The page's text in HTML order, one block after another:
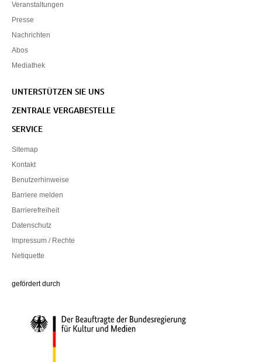
Veranstaltungen
Presse
Nachrichten
Abos
Mediathek
UNTERSTÜTZEN SIE UNS
ZENTRALE VERGABESTELLE
SERVICE
Sitemap
Kontakt
Benutzerhinweise
Barriere melden
Barrierefreiheit
Datenschutz
Impressum / Rechte
Netiquette
gefördert durch